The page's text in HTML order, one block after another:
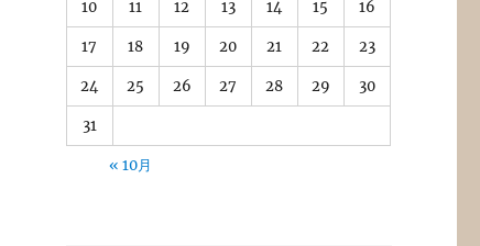
10 11 12 13 14 15 16
17 18 19 20 21 22 23
24 25 26 27 28 29 30
31
« 10月